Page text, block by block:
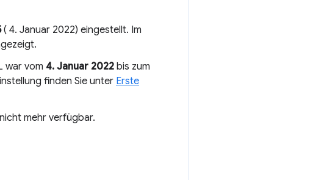
( 4. Januar 2022) eingestellt. Im
war vom 4. Januar 2022 bis zum
finden Sie unter Erste
mehr verfügbar.